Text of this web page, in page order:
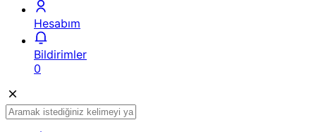
Hesabım
Bildirimler
0